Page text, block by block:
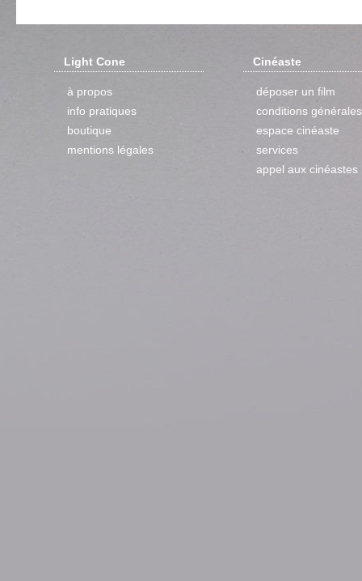
Light Cone
à propos
info pratiques
boutique
mentions légales
Cinéaste
déposer un film
conditions générales
espace cinéaste
services
appel aux cinéastes